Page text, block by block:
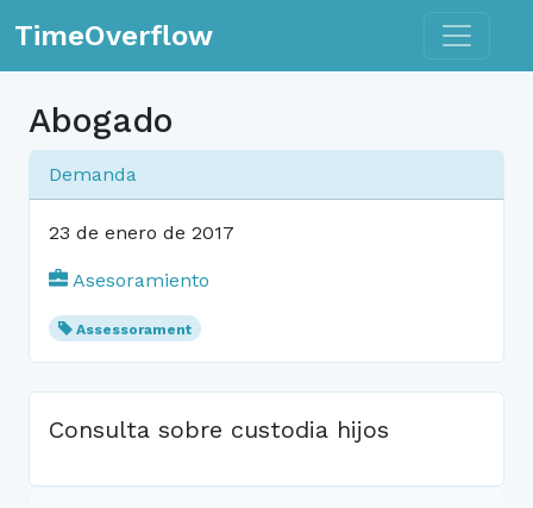
TimeOverflow Toggle
Abogado
Demanda
23 de enero de 2017
Asesoramiento
Assessorament
Consulta sobre custodia hijos